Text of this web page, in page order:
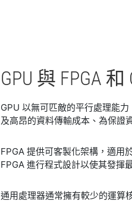
GPU 與 FPGA 和
GPU 以無可匹敵的平行處理能
及高昂的資料傳輸成本、為保證
FPGA 提供可客製化架構，適用
FPGA 進行程式設計以使其發揮
通用處理器通常擁有較少的運算